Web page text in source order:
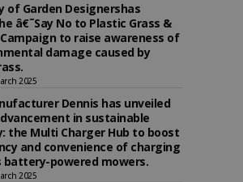
of Garden Designershas
â€˜Say No to Plastic Grass &
to raise awareness of
damage caused by
2025
Dennis has unveiled
in sustainable
the Multi Charger Hub to boost
and convenience of charging
battery-powered mowers.
2025